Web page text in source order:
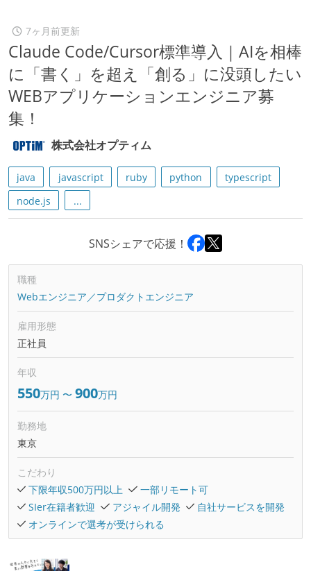
7ヶ月前更新
Claude Code/Cursor標準導入｜AIを相棒
に「書く」を超え「創る」に没頭したい
WEBアプリケーションエンジニア募
集！
株式会社オプティム
java javascript ruby python
typescript
node.js
...
SNSシェアで応援！
職種
Webエンジニア／プロダクトエンジニア
雇用形態
正社員
年収
550万円 〜 900万円
勤務地
東京
こだわり
下限年収500万円以上
一部リモート可
SIer在籍者歓迎
アジャイル開発
自社サービスを開発
オンラインで選考が受けられる